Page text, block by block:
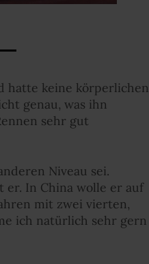
hatte keine körperlichen
genau, was ihn
sehr gut
Niveau sei.
er. In China wolle er auf
mit zwei vierten,
ich natürlich sehr gern